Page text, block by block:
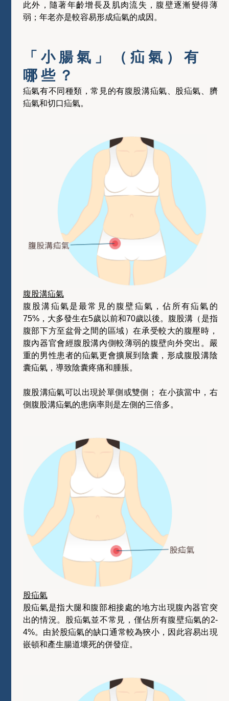
此外，隨著年齡增長及肌肉流失，腹壁逐漸變得薄
弱；年老亦是較容易形成疝氣的成因。
「小腸氣」（疝氣）有
哪些？
疝氣有不同種類，常見的有腹股溝疝氣、股疝氣、臍
疝氣和切口疝氣。
腹股溝疝氣
腹股溝疝氣是最常見的腹壁疝氣，佔所有疝氣的
75%，大多發生在5歲以前和70歲以後。腹股溝（是指
腹部下方至盆骨之間的區域）在承受較大的腹壓時，
腹內器官會經腹股溝內側較薄弱的腹壁向外突出。嚴
重的男性患者的疝氣更會擴展到陰囊，形成腹股溝陰
囊疝氣，導致陰囊疼痛和腫脹。
腹股溝疝氣可以出現於單側或雙側； 在小孩當中，右
側腹股溝疝氣的患病率則是左側的三倍多。
股疝氣
股疝氣是指大腿和腹部相接處的地方出現腹內器官突
出的情況。股疝氣並不常見，僅佔所有腹壁疝氣的2-
4%。由於股疝氣的缺口通常較為狹小，因此容易出現
嵌頓和產生腸道壞死的併發症。